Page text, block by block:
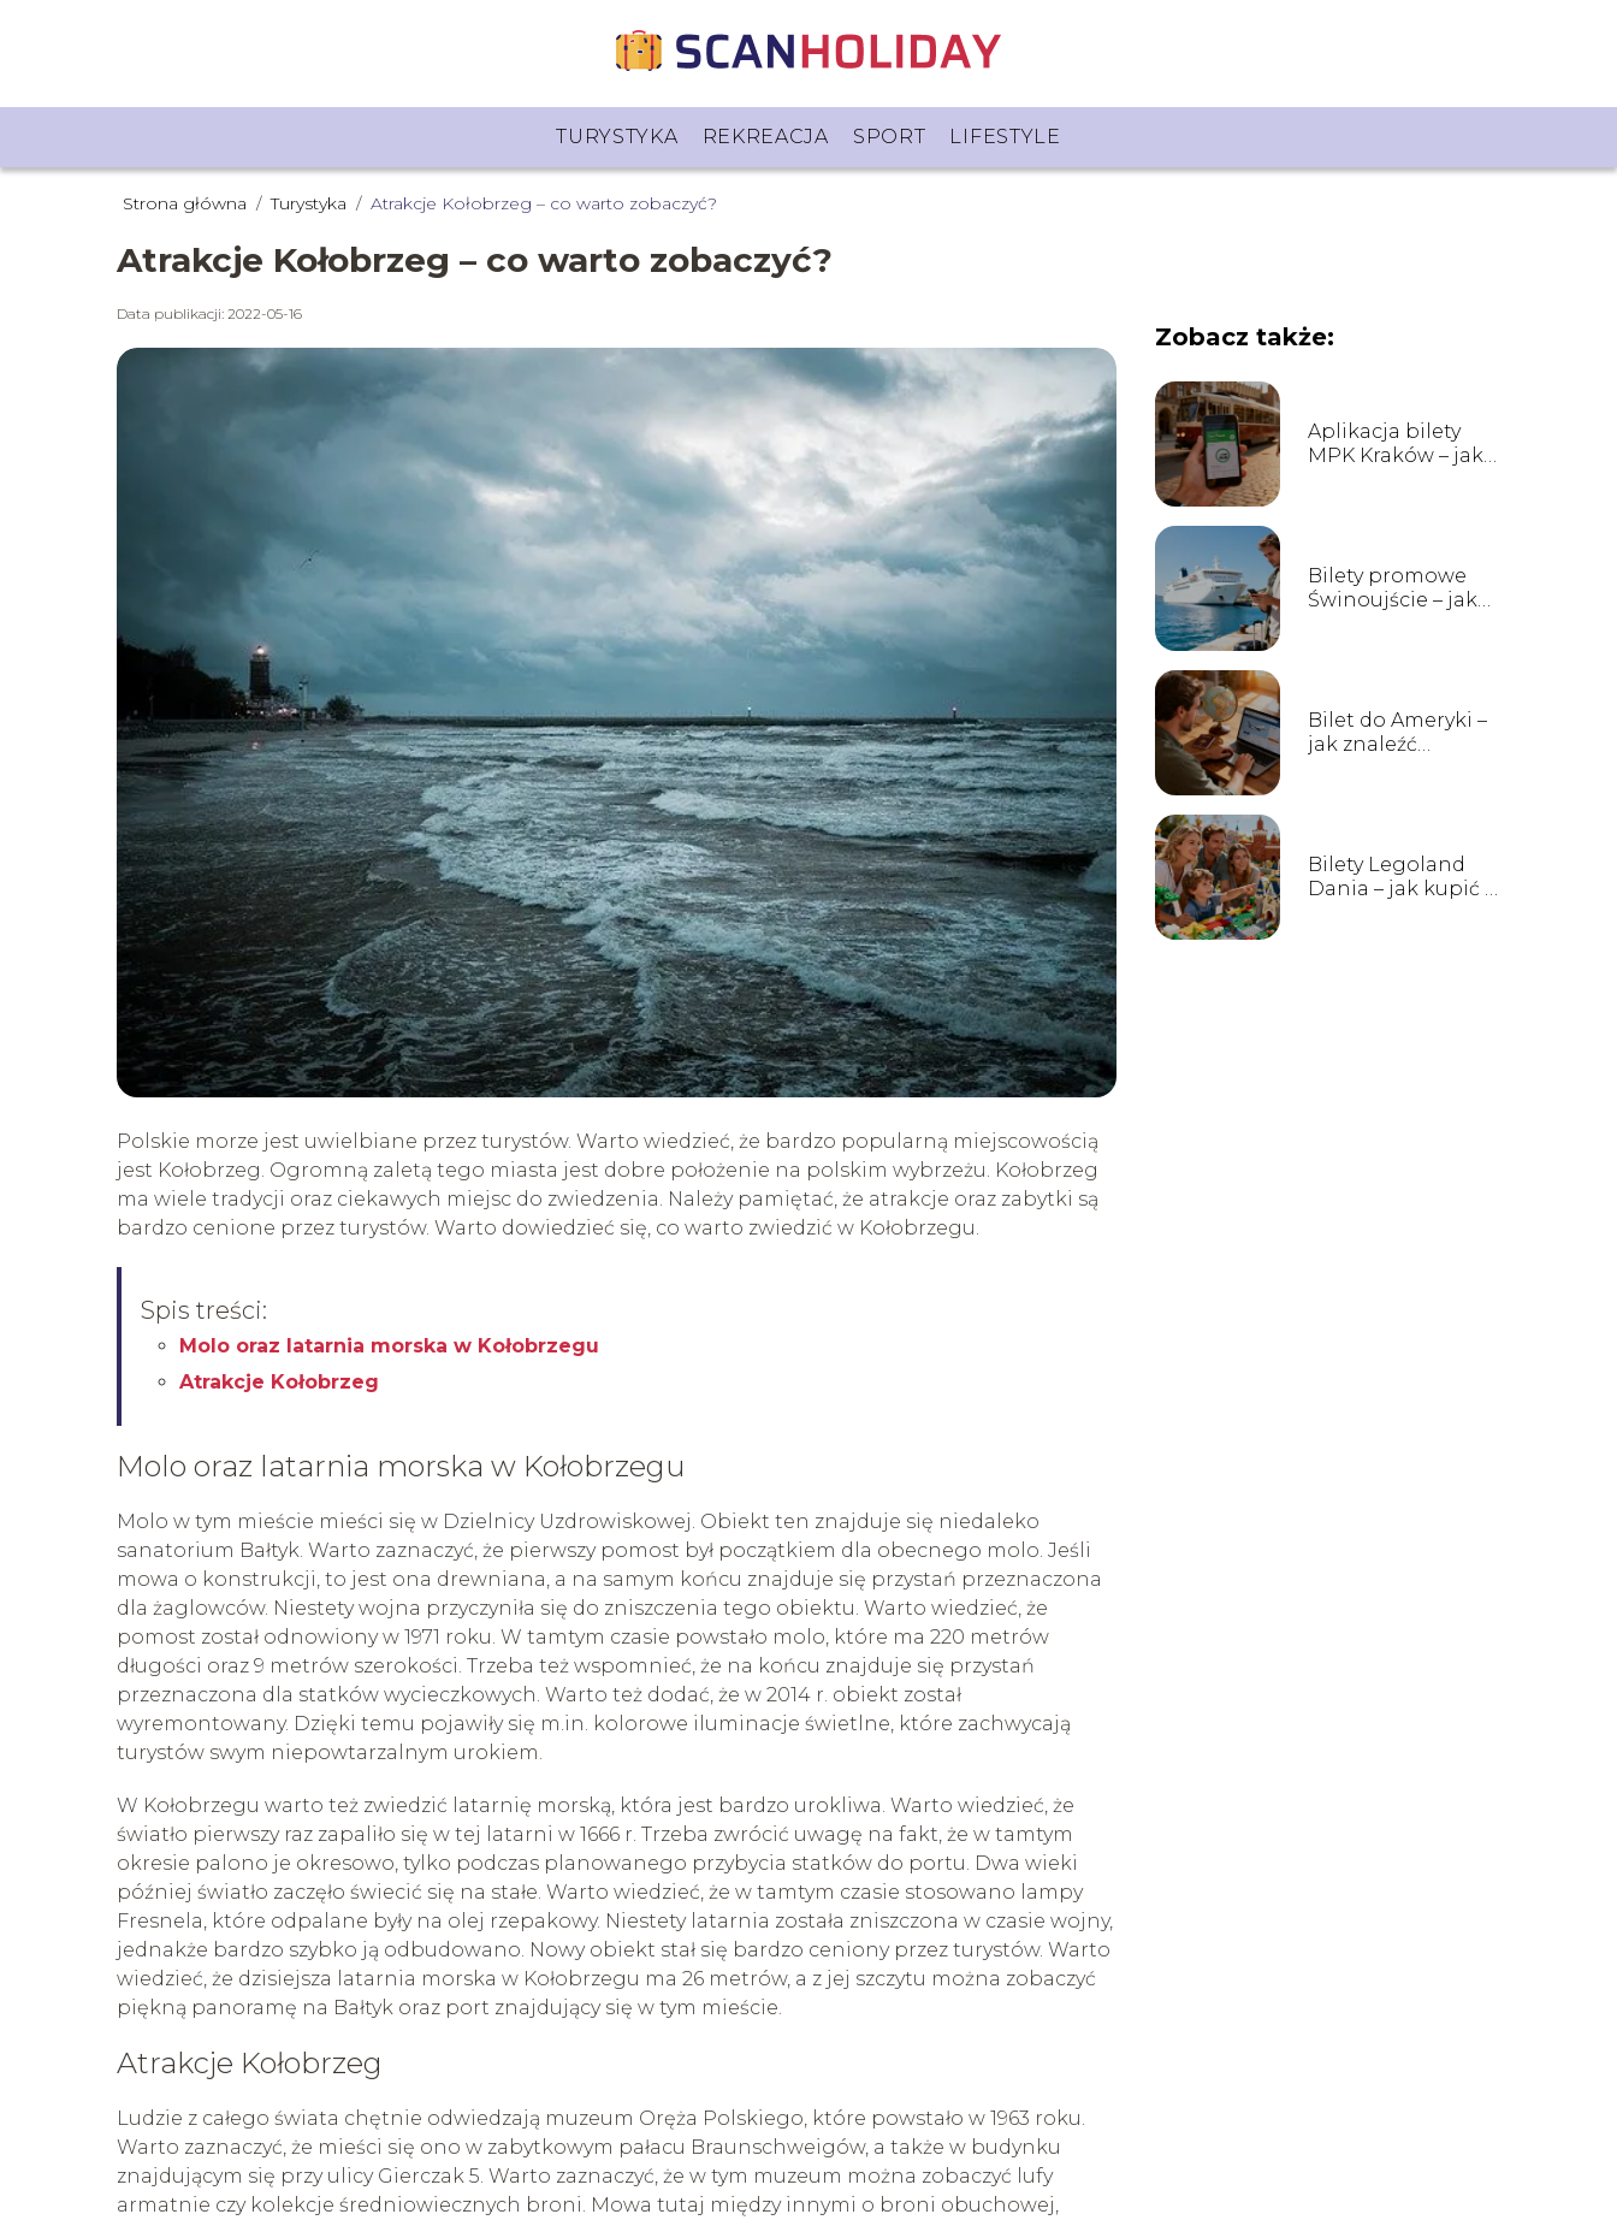
TURYSTYKA REKREACJA SPORT LIFESTYLE
Strona główna /Turystyka / Atrakcje Kołobrzeg – co warto zobaczyć?
Atrakcje Kołobrzeg – co warto zobaczyć?
Data publikacji: 2022-05-16
Polskie morze jest uwielbiane przez turystów. Warto wiedzieć, że bardzo popularną miejscowością
jest Kołobrzeg. Ogromną zaletą tego miasta jest dobre położenie na polskim wybrzeżu. Kołobrzeg
ma wiele tradycji oraz ciekawych miejsc do zwiedzenia. Należy pamiętać, że atrakcje oraz zabytki są
bardzo cenione przez turystów. Warto dowiedzieć się, co warto zwiedzić w Kołobrzegu.
Spis treści:
Molo oraz latarnia morska w Kołobrzegu
Atrakcje Kołobrzeg
Molo oraz latarnia morska w Kołobrzegu
Molo w tym mieście mieści się w Dzielnicy Uzdrowiskowej. Obiekt ten znajduje się niedaleko
sanatorium Bałtyk. Warto zaznaczyć, że pierwszy pomost był początkiem dla obecnego molo. Jeśli
mowa o konstrukcji, to jest ona drewniana, a na samym końcu znajduje się przystań przeznaczona
dla żaglowców. Niestety wojna przyczyniła się do zniszczenia tego obiektu. Warto wiedzieć, że
pomost został odnowiony w 1971 roku. W tamtym czasie powstało molo, które ma 220 metrów
długości oraz 9 metrów szerokości. Trzeba też wspomnieć, że na końcu znajduje się przystań
przeznaczona dla statków wycieczkowych. Warto też dodać, że w 2014 r. obiekt został
wyremontowany. Dzięki temu pojawiły się m.in. kolorowe iluminacje świetlne, które zachwycają
turystów swym niepowtarzalnym urokiem.
W Kołobrzegu warto też zwiedzić latarnię morską, która jest bardzo urokliwa. Warto wiedzieć, że
światło pierwszy raz zapaliło się w tej latarni w 1666 r. Trzeba zwrócić uwagę na fakt, że w tamtym
okresie palono je okresowo, tylko podczas planowanego przybycia statków do portu. Dwa wieki
później światło zaczęło świecić się na stałe. Warto wiedzieć, że w tamtym czasie stosowano lampy
Fresnela, które odpalane były na olej rzepakowy. Niestety latarnia została zniszczona w czasie wojny,
jednakże bardzo szybko ją odbudowano. Nowy obiekt stał się bardzo ceniony przez turystów. Warto
wiedzieć, że dzisiejsza latarnia morska w Kołobrzegu ma 26 metrów, a z jej szczytu można zobaczyć
piękną panoramę na Bałtyk oraz port znajdujący się w tym mieście.
Atrakcje Kołobrzeg
Ludzie z całego świata chętnie odwiedzają muzeum Oręża Polskiego, które powstało w 1963 roku.
Warto zaznaczyć, że mieści się ono w zabytkowym pałacu Braunschweigów, a także w budynku
znajdującym się przy ulicy Gierczak 5. Warto zaznaczyć, że w tym muzeum można zobaczyć lufy
armatnie czy kolekcje średniowiecznych broni. Mowa tutaj między innymi o broni obuchowej,
Zobacz także:
Aplikacja bilety
MPK Kraków – jak
Bilety promowe
Świnoujście – jak
Bilet do Ameryki –
jak znaleźć
Bilety Legoland
Dania – jak kupić i